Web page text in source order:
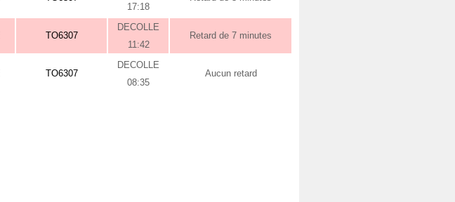
17:18
TO6307
DECOLLE
11:42
Retard de 7 minutes
TO6307
DECOLLE
08:35
Aucun retard